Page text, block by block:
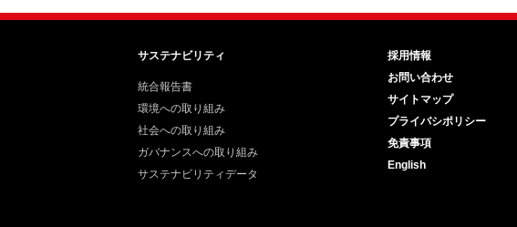
サステナビリティ
統合報告書
環境への取り組み
社会への取り組み
ガバナンスへの取り組み
サステナビリティデータ
採用情報
お問い合わせ
サイトマップ
プライバシポリシー
免責事項
English